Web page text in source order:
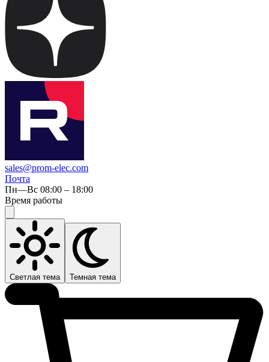
sales@prom-elec.com
Почта
Пн—Вс 08:00 – 18:00
Время работы
Светлая тема Темная тема